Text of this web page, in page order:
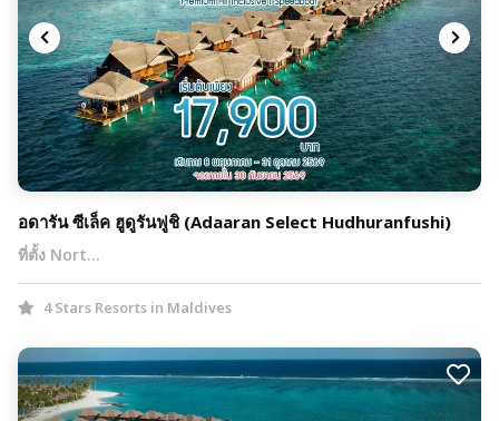
อดารัน ซีเล็ค ฮูดูรันฟูชิ (Adaaran Select Hudhuranfushi)
ที่ตั้ง Nort…
4 Stars Resorts in Maldives